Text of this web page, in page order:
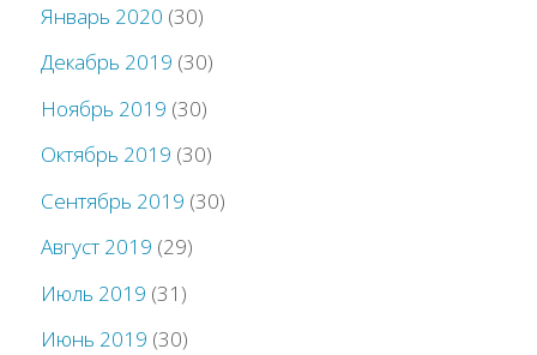
Январь 2020 (30)
Декабрь 2019 (30)
Ноябрь 2019 (30)
Октябрь 2019 (30)
Сентябрь 2019 (30)
Август 2019 (29)
Июль 2019 (31)
Июнь 2019 (30)